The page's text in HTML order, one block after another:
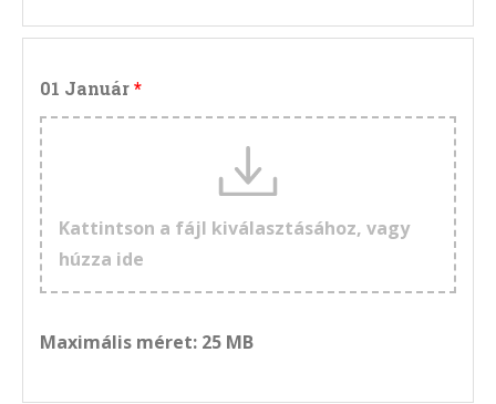
01 Január
Kattintson a fájl kiválasztásához, vagy
húzza ide
Maximális méret: 25 MB